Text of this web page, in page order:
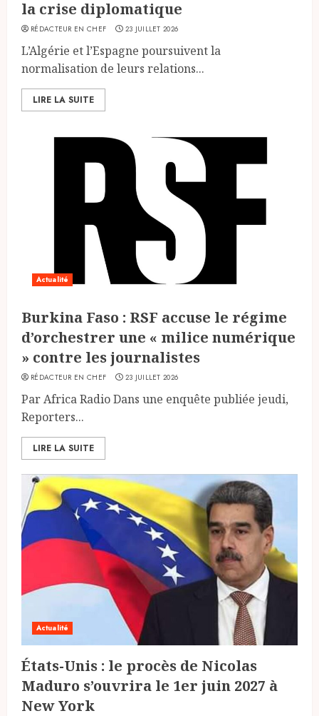
la crise diplomatique
RÉDACTEUR EN CHEF 23 JUILLET 2026
L’Algérie et l’Espagne poursuivent la
normalisation de leurs relations...
LIRE LA SUITE
Actualité
Burkina Faso : RSF accuse le régime
d’orchestrer une « milice numérique
» contre les journalistes
RÉDACTEUR EN CHEF 23 JUILLET 2026
Par Africa Radio Dans une enquête publiée jeudi,
Reporters...
LIRE LA SUITE
Actualité
États-Unis : le procès de Nicolas
Maduro s’ouvrira le 1er juin 2027 à
New York